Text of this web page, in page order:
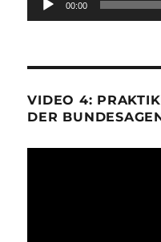
00:00
VIDEO 4:
DER